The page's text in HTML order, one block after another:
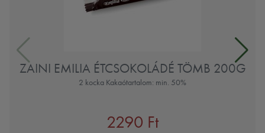
ZAINI EMILIA ÉTCSOKOLÁDÉ TÖMB 200G
2 kocka Kakaótartalom: min. 50%
2290 Ft